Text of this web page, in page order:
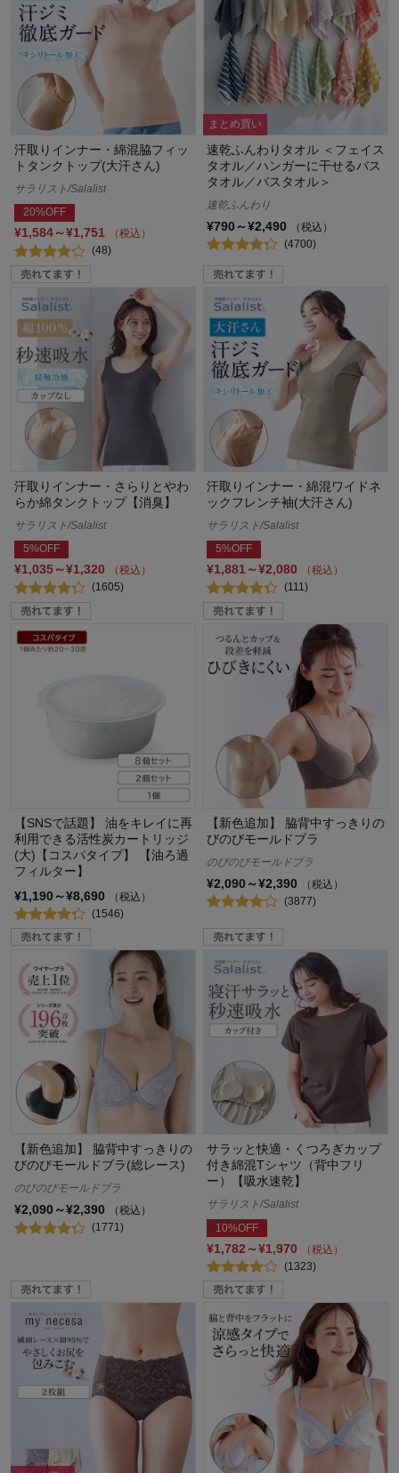
汗取りインナー・綿混脇フィッ
トタンクトップ(大汗さん)
サラリスト/Salalist
20%OFF
¥1,584～¥1,751
（税込）
(48)
まとめ買い
速乾ふんわりタオル ＜フェイス
タオル／ハンガーに干せるバス
タオル／バスタオル＞
速乾ふんわり
¥790～¥2,490
（税込）
(4700)
汗取りインナー・さらりとやわ
らか綿タンクトップ【消臭】
サラリスト/Salalist
5%OFF
¥1,035～¥1,320
（税込）
(1605)
汗取りインナー・綿混ワイドネ
ックフレンチ袖(大汗さん)
サラリスト/Salalist
5%OFF
¥1,881～¥2,080
（税込）
(111)
【SNSで話題】 油をキレイに再
利用できる活性炭カートリッジ
(大)【コスパタイプ】 【油ろ過
フィルター】
¥1,190～¥8,690
（税込）
(1546)
【新色追加】 脇背中すっきりの
びのびモールドブラ
のびのびモールドブラ
¥2,090～¥2,390
（税込）
(3877)
【新色追加】 脇背中すっきりの
びのびモールドブラ(総レース)
のびのびモールドブラ
¥2,090～¥2,390
（税込）
(1771)
サラッと快適・くつろぎカップ
付き綿混Tシャツ（背中フリ
ー）【吸水速乾】
サラリスト/Salalist
10%OFF
¥1,782～¥1,970
（税込）
(1323)